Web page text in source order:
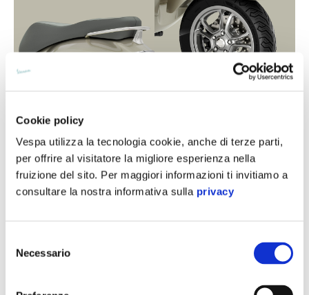
Cookie policy
Vespa utilizza la tecnologia cookie, anche di terze parti,
per offrire al visitatore la migliore esperienza nella
fruizione del sito. Per maggiori informazioni ti invitiamo a
consultare la nostra informativa sulla privacy
delNecessario
Maggiori
MaggioriMaggiori